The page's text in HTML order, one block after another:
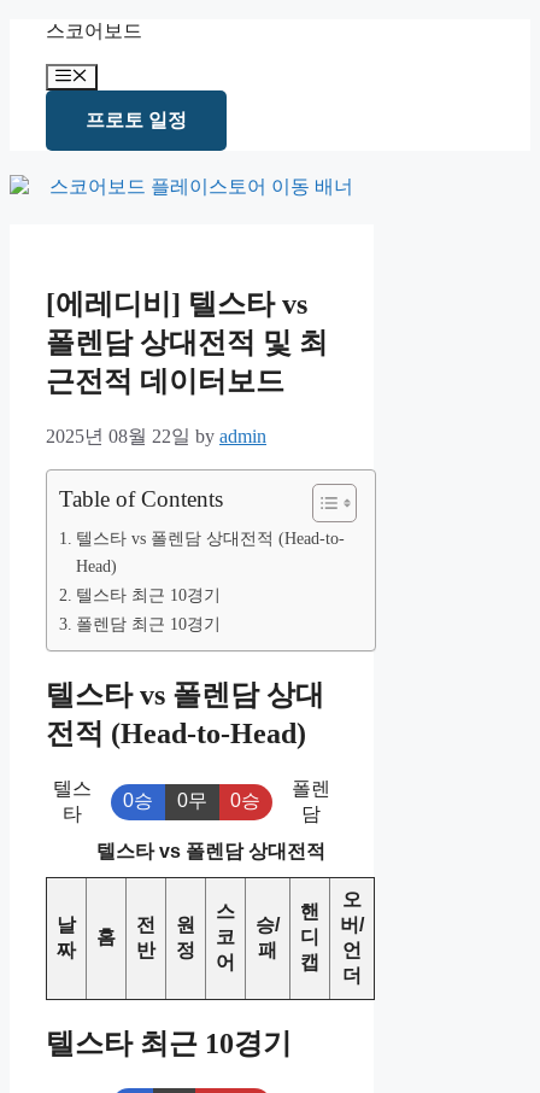
content
스코어보드
Menu
프로토 일정
[에레디비] 텔스타 vs
폴렌담 상대전적 및 최
근전적 데이터보드
2025년 08월 22일 by admin
Table of Contents
텔스타 vs 폴렌담 상대전적 (Head-to-
Head)
텔스타 최근 10경기
폴렌담 최근 10경기
텔스타 vs 폴렌담 상대
전적 (Head-to-Head)
텔스
타
0승 0무 0승
폴렌
담
텔스타 vs 폴렌담 상대전적
날
짜
홈
전
반
원
정
스
코
어
승/
패
핸
디
캡
오
버/
언
더
텔스타 최근 10경기